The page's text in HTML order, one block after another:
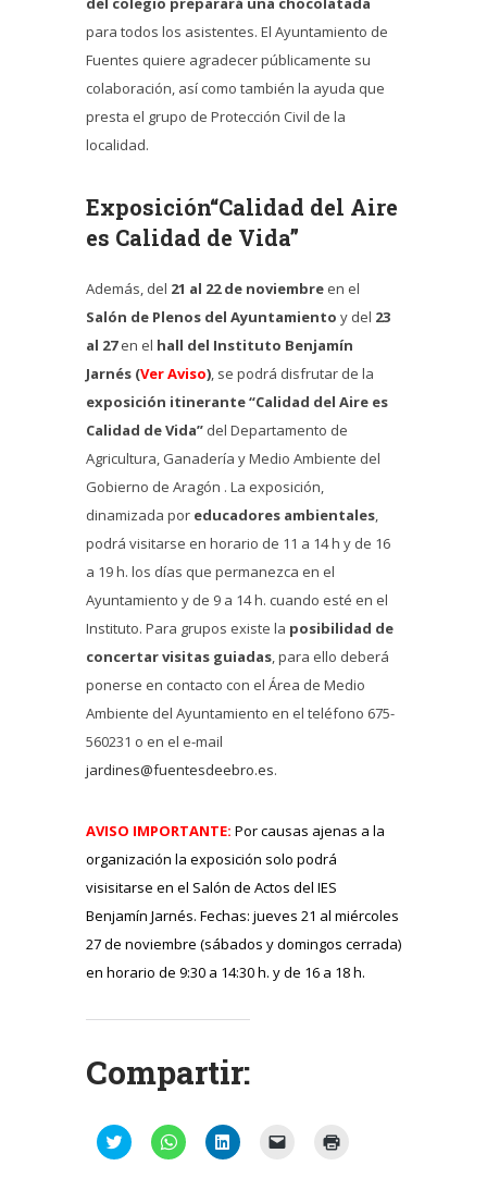
para todos los asistentes. El Ayuntamiento de
Fuentes quiere agradecer públicamente su
colaboración, así como también la ayuda que
presta el grupo de Protección Civil de la
localidad.
Exposición“Calidad del Aire
es Calidad de Vida”
Además, del 21 al 22 de noviembre en el
Salón de Plenos del Ayuntamiento y del 23
al 27en el hall del Instituto Benjamín
Jarnés (Ver Aviso), se podrá disfrutar de la
exposición itinerante “Calidad del Aire es
Calidad de Vida” del Departamento de
Agricultura, Ganadería y Medio Ambiente del
Gobierno de Aragón . La exposición,
dinamizada por educadores ambientales,
podrá visitarse en horario de 11 a 14 h y de 16
a 19 h. los días que permanezca en el
Ayuntamiento y de 9 a 14 h. cuando esté en el
Instituto. Para grupos existe la posibilidad de
concertar visitas guiadas, para ello deberá
ponerse en contacto con el Área de Medio
Ambiente del Ayuntamiento en el teléfono 675-
560231 o en el e-mail
jardines@fuentesdeebro.es.
AVISO IMPORTANTE: Por causas ajenas a la
organización la exposición solo podrá
visisitarse en el Salón de Actos del IES
Benjamín Jarnés. Fechas: jueves 21 al miércoles
27 de noviembre (sábados y domingos cerrada)
en horario de 9:30 a 14:30 h. y de 16 a 18 h.
Compartir:
Haz
clic
Haz
clic
Haz
clic